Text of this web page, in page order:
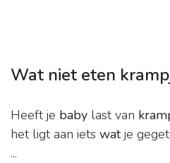
Wat niet eten
Heeft je baby last van
het ligt aan iets watje
...